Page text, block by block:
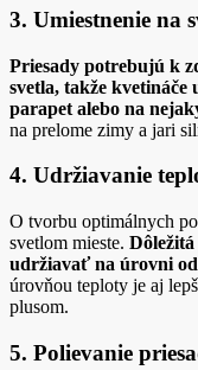
3. Umiestnenie na
Priesady potrebujú k
svetla, takže kvetináče
parapet alebo na
na prelome zimy a jari
4. Udržiavanie
O tvorbu optimálnych
svetlom mieste.
udržiavať na úrovni od
úrovňou teploty je aj
plusom.
5. Polievanie